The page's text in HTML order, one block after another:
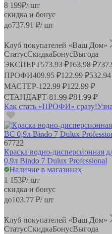
8 199₽/ шт
скидка и бонус
до737.91 ₽/ шт
Клуб покупателей «Ваш Дом»
СтатусСкидкаБонусВыгода
ЭКСПЕРТ573.93 ₽163.98 ₽
ПРОФИ409.95 ₽122.99 ₽
МАСТЕР-122.99 ₽122.99 ₽
СТАНДАРТ-81.99 ₽81.99 ₽
Как стать «ПРОФИ» сразу!
67722
Краска водно-дисперсионная
0,9л Bindo 7 Dulux Professional
Наличие в магазинах
1 153₽/ шт
скидка и бонус
до103.77 ₽/ шт
Клуб покупателей «Ваш Дом»
СтатусСкидкаБонусВыгода